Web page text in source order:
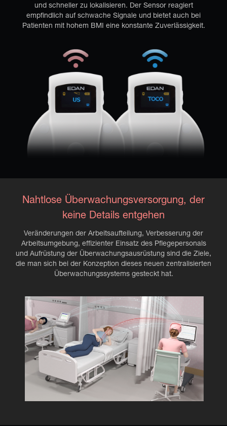
und schneller zu lokalisieren. Der Sensor reagiert
empfindlich auf schwache Signale und bietet auch bei
Patienten mit hohem BMI eine konstante Zuverlässigkeit.
Nahtlose Überwachungsversorgung, der
keine Details entgehen
Veränderungen der Arbeitsaufteilung, Verbesserung der
Arbeitsumgebung, effizienter Einsatz des Pflegepersonals
und Aufrüstung der Überwachungsausrüstung sind die Ziele,
die man sich bei der Konzeption dieses neuen zentralisierten
Überwachungssystems gesteckt hat.